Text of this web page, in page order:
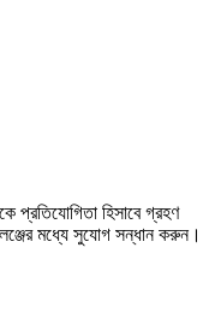
প্রতিযোগিতা হিসাবে গ্রহণ
মধ্যে সুযোগ সন্ধান করুন।